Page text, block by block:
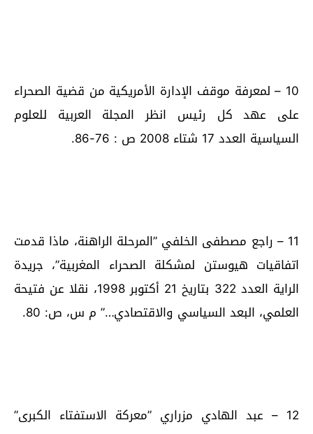
10 – لمعرفة موقف الإدارة الأمريكية من قضية الصحراء
على عهد كل رئيس انظر المجلة العربية للعلوم
السياسية العدد 17 شتاء 2008 ص : 76-86.
11 – راجع مصطفى الخلفي ”المرحلة الراهنة، ماذا قدمت
اتفاقيات هيوستن لمشكلة الصحراء المغربية”، جريدة
الراية العدد 322 بتاريخ 21 أكتوبر 1998، نقلا عن فتيحة
العلمي، البعد السياسي والاقتصادي…” م س، ص: 80.
12 – عبد الهادي مزراري ”معركة الاستفتاء الكبرى”